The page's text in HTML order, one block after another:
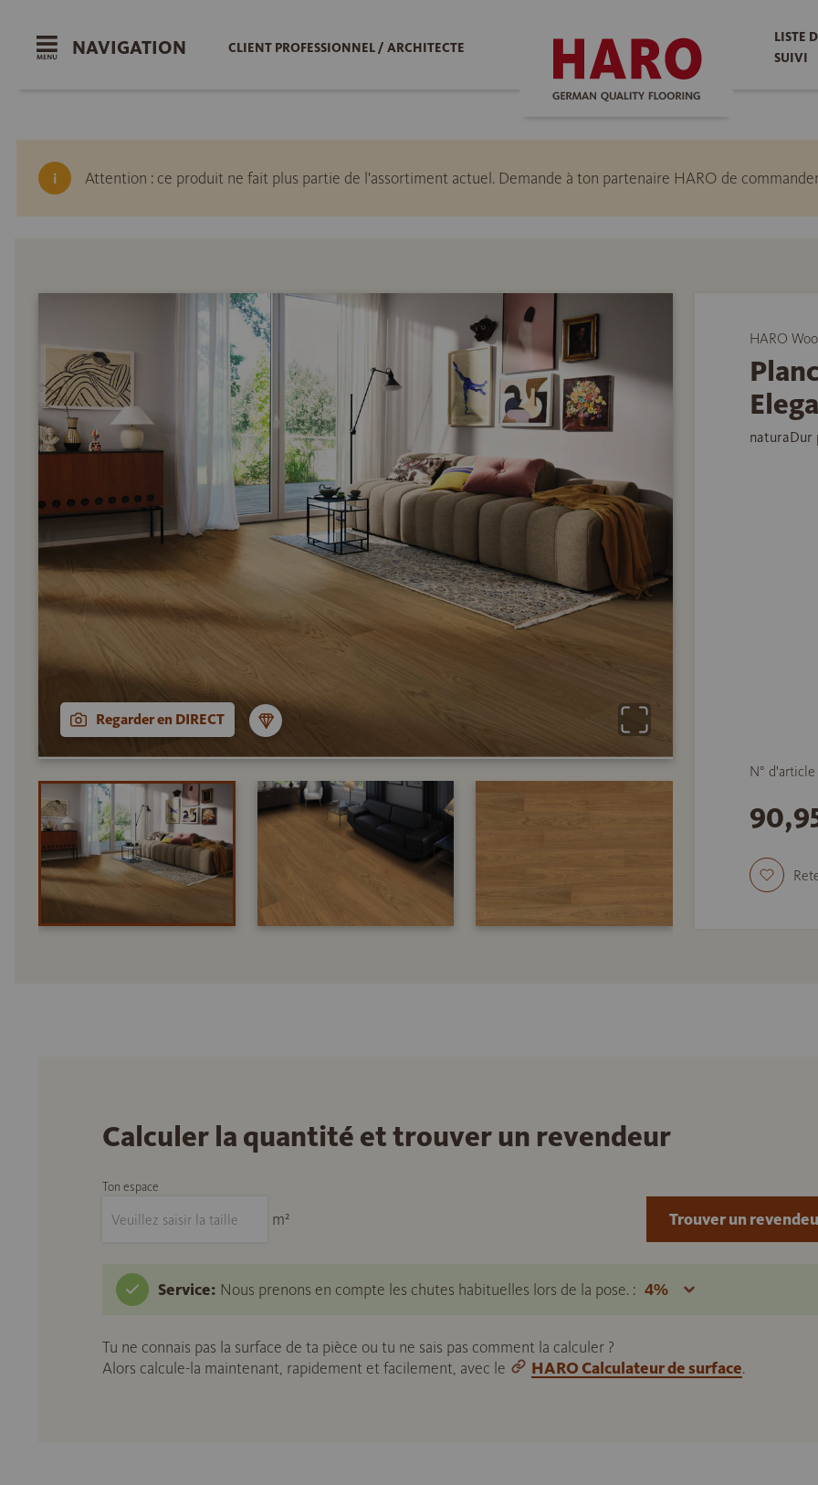
NAVIGATION CLIENT PROFESSIONNEL / ARCHITECTE
LISTE
SUIVI
Attention : ce produit ne fait plus partie de l'assortiment actuel. Demande à ton partenaire HARO de
Regarder en DIRECT
HARO
naturaDur
N° d'article
Calculer la quantité et trouver un revendeur
Ton espace
m²
Service: Nous prenons en compte les chutes habituelles lors de la pose. :
Tu ne connais pas la surface de ta pièce ou tu ne sais pas comment la calculer ?
Alors calcule-la maintenant, rapidement et facilement, avec le
HARO Calculateur de surface.
Trouver un